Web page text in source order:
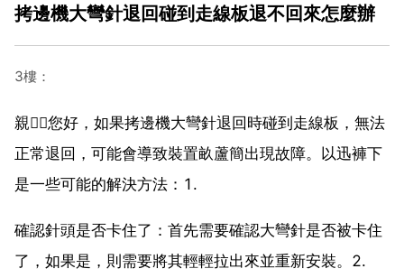
拷邊機大彎針退回碰到走線板退不回來怎麼辦
3樓：
親，您好，如果拷邊機大彎針退回時碰到走線板，無法
正常退回，可能會導致裝置畝蘆簡出現故障。以迅褲下
是一些可能的解決方法：1.
確認針頭是否卡住了：首先需要確認大彎針是否被卡住
了，如果是，則需要將其輕輕拉出來並重新安裝。2.